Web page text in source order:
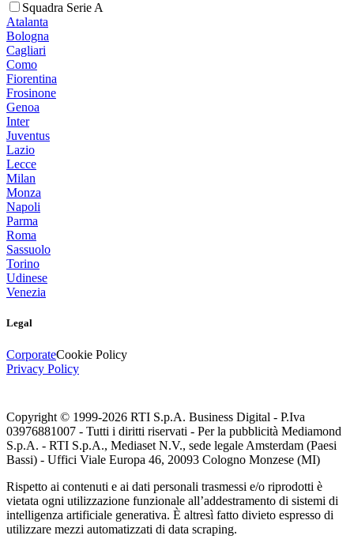
Squadra Serie A
Atalanta
Bologna
Cagliari
Como
Fiorentina
Frosinone
Genoa
Inter
Juventus
Lazio
Lecce
Milan
Monza
Napoli
Parma
Roma
Sassuolo
Torino
Udinese
Venezia
Legal
CorporateCookie Policy
Privacy Policy
Copyright © 1999-2026 RTI S.p.A. Business Digital - P.Iva
03976881007 - Tutti i diritti riservati - Per la pubblicità Mediamond
S.p.A. - RTI S.p.A., Mediaset N.V., sede legale Amsterdam (Paesi
Bassi) - Uffici Viale Europa 46, 20093 Cologno Monzese (MI)
Rispetto ai contenuti e ai dati personali trasmessi e/o riprodotti è
vietata ogni utilizzazione funzionale all’addestramento di sistemi di
intelligenza artificiale generativa. È altresì fatto divieto espresso di
utilizzare mezzi automatizzati di data scraping.